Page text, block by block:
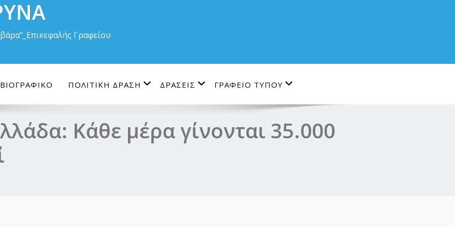
Γραφείου
ΒΙΟΓΡΑΦΙΚΟ ΠΟΛΙΤΙΚΗ ΔΡΑΣΗ ΔΡΑΣΕΙΣ ΓΡΑΦΕΙΟ ΤΥΠΟΥ
Κάθε μέρα γίνονται 35.000